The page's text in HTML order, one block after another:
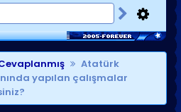
Atatürk
yapılan çalışmalar